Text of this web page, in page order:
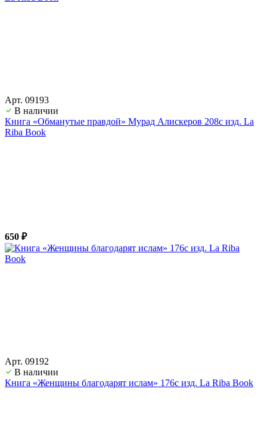
Арт. 09193
В наличии
Книга «Обманутые правдой» Мурад Алискеров 208с изд. La
Riba Book
650 ₽
Арт. 09192
В наличии
Книга «Женщины благодарят ислам» 176с изд. La Riba Book